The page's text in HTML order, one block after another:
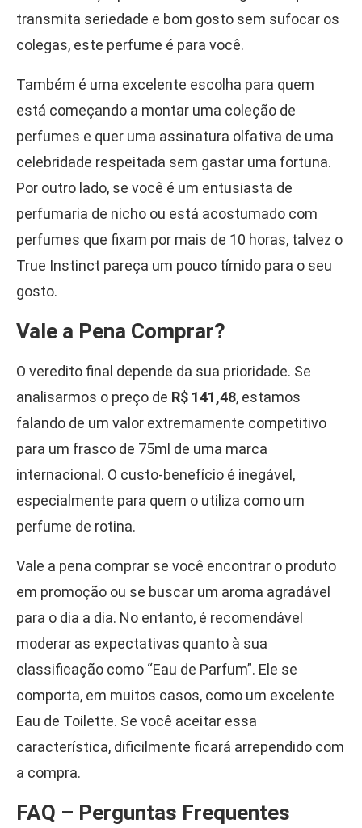
transmita seriedade e bom gosto sem sufocar os
colegas, este perfume é para você.
Também é uma excelente escolha para quem
está começando a montar uma coleção de
perfumes e quer uma assinatura olfativa de uma
celebridade respeitada sem gastar uma fortuna.
Por outro lado, se você é um entusiasta de
perfumaria de nicho ou está acostumado com
perfumes que fixam por mais de 10 horas, talvez o
True Instinct pareça um pouco tímido para o seu
gosto.
Vale a Pena Comprar?
O veredito final depende da sua prioridade. Se
analisarmos o preço de R$ 141,48, estamos
falando de um valor extremamente competitivo
para um frasco de 75ml de uma marca
internacional. O custo-benefício é inegável,
especialmente para quem o utiliza como um
perfume de rotina.
Vale a pena comprar se você encontrar o produto
em promoção ou se buscar um aroma agradável
para o dia a dia. No entanto, é recomendável
moderar as expectativas quanto à sua
classificação como “Eau de Parfum”. Ele se
comporta, em muitos casos, como um excelente
Eau de Toilette. Se você aceitar essa
característica, dificilmente ficará arrependido com
a compra.
FAQ – Perguntas Frequentes